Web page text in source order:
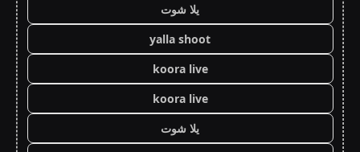
يلا شوت
yalla shoot
koora live
koora live
يلا شوت